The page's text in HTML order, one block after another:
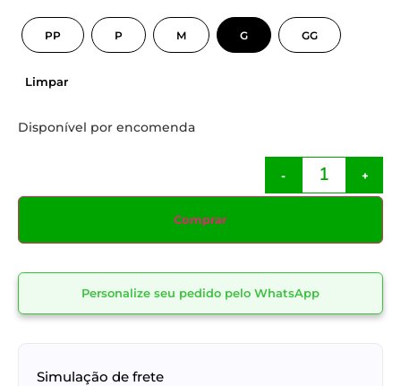
PP P M G GG
Limpar
Disponível por encomenda
- +
Comprar
Personalize seu pedido pelo WhatsApp
Simulação de frete